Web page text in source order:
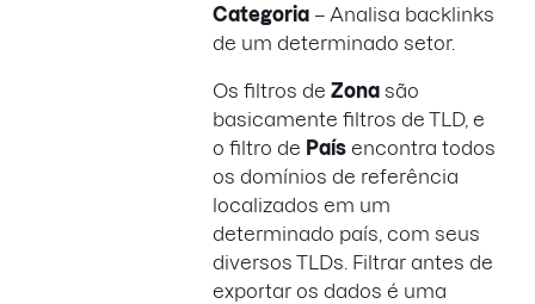
Categoria – Analisa backlinks
de um determinado setor.
Os filtros de Zona são
basicamente filtros de TLD, e
o filtro de País encontra todos
os domínios de referência
localizados em um
determinado país, com seus
diversos TLDs. Filtrar antes de
exportar os dados é uma